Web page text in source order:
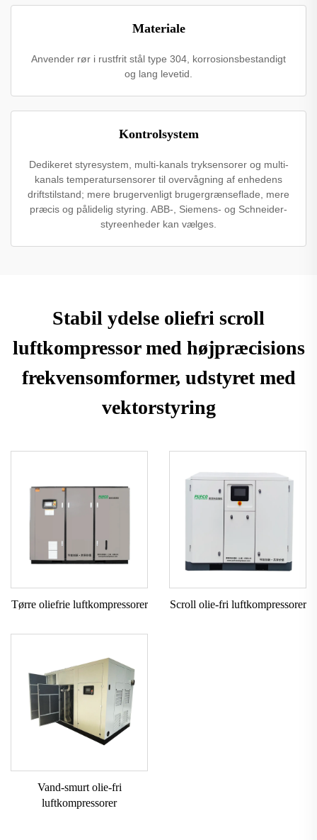
Materiale
Anvender rør i rustfrit stål type 304, korrosionsbestandigt
og lang levetid.
Kontrolsystem
Dedikeret styresystem, multi-kanals tryksensorer og multi-
kanals temperatursensorer til overvågning af enhedens
driftstilstand; mere brugervenligt brugergrænseflade, mere
præcis og pålidelig styring. ABB-, Siemens- og Schneider-
styreenheder kan vælges.
Stabil ydelse oliefri scroll
luftkompressor med højpræcisions
frekvensomformer, udstyret med
vektorstyring
Tørre oliefrie luftkompressorer Scroll olie-fri luftkompressorer
Vand-smurt olie-fri
luftkompressorer